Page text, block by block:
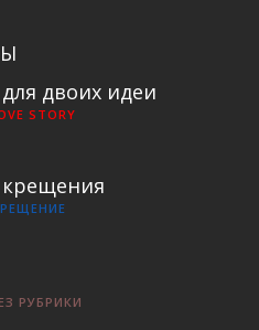
двоих идеи
STORY
крещения
РУБРИКИ